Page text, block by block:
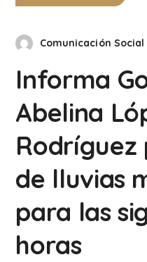
Comunicación Social
Informa
Abelina
Rodríguez
de lluvias
para las
horas